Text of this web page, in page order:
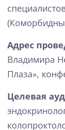
Адрес
Владимира
Плаза»,
Целевая